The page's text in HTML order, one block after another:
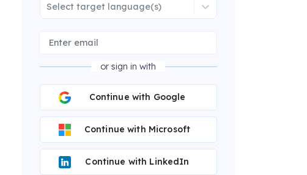
Select target language(s)
or sign in with
Continue with Google
Continue with Microsoft
Continue with LinkedIn